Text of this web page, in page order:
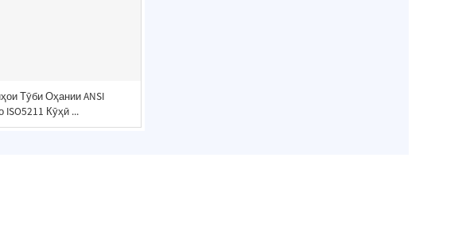
Тӯби Оҳании ANSI
ISO5211 Кӯҳӣ ...